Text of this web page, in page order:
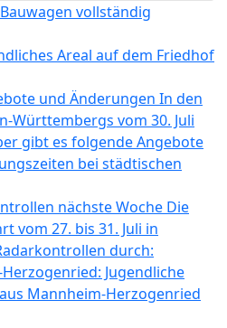
vollständig
Areal auf dem Friedhof
und Änderungen In den
Württembergs vom 30. Juli
gibt es folgende Angebote
bei städtischen
nächste Woche Die
vom 27. bis 31. Juli in
durch:
Jugendliche
Mannheim-Herzogenried